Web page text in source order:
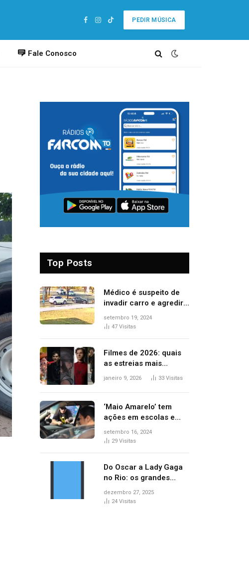
Facebook
Instagram
TikTok
PEDIR MÚSICA
Fale Conosco
Top Posts
Médico é suspeito de
invadir carro e agredir
delegado aposentado
durante confusão no
setembro 19, 2024
47 Visitas
Filmes de 2026: quais
as estreias mais
aguardadas do ano?
janeiro 9, 2026 33 Visitas
‘Maio Amarelo’ tem
ações em escolas e
ruas para prevenir
acidentes no trânsito
setembro 16, 2024
29 Visitas
Do Oscar a Lady Gaga
no Rio: os grandes
marcos da cultura em
2025
dezembro 27, 2025
24 Visitas